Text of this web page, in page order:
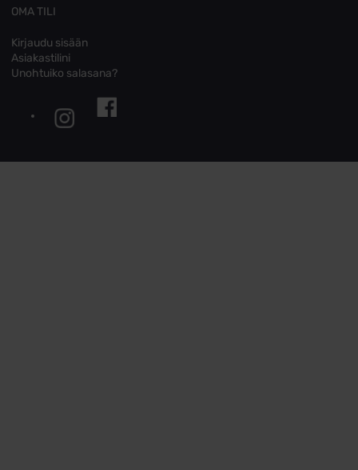
OMA TILI
Kirjaudu sisään
Asiakastilini
Unohtuiko salasana?